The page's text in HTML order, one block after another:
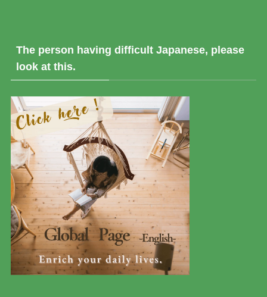
The person having difficult Japanese, please
look at this.